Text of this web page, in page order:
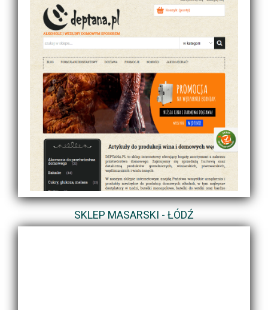
SKLEP MASARSKI - ŁÓDŹ